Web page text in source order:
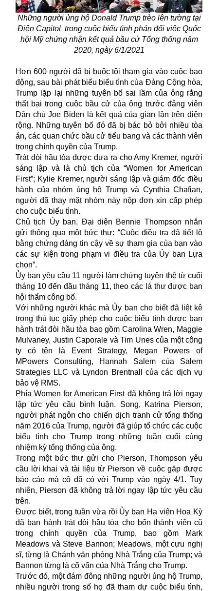
Những người ủng hộ Donald Trump trèo lên tường tại
Điện Capitol trong cuộc biểu tình phản đối việc Quốc
hội Mỹ chứng nhận kết quả bầu cử Tổng thống năm
2020, ngày 6/1/2021
Hơn 600 người đã bị buộc tội tham gia vào cuộc bạo
động, sau bài phát biểu biểu tình của Đảng Cộng hòa,
Trump lặp lại những tuyên bố sai lầm của ông rằng
thất bại trong cuộc bầu cử của ông trước đảng viên
Dân chủ Joe Biden là kết quả của gian lận trên diện
rộng. Những tuyên bố đó đã bị bác bỏ bởi nhiều tòa
án, các quan chức bầu cử tiểu bang và các thành viên
trong chính quyền của Trump.
Trát đòi hầu tòa được đưa ra cho Amy Kremer, người
sáng lập và là chủ tịch của “Women for American
First”; Kylie Kremer, người sáng lập và giám đốc điều
hành của nhóm ủng hộ Trump và Cynthia Chafian,
người đã thay mặt nhóm này nộp đơn xin cấp phép
cho cuộc biểu tình.
Chủ tịch Ủy ban, Đại diện Bennie Thompson nhắn
gửi thông qua một bức thư: “Cuộc điều tra đã tiết lộ
bằng chứng đáng tin cậy về sự tham gia của bạn vào
các sự kiện trong phạm vi điều tra của Ủy ban Lựa
chọn”.
Ủy ban yêu cầu 11 người làm chứng tuyên thệ từ cuối
tháng 10 đến đầu tháng 11, theo các lá thư được ban
hội thẩm công bố.
Với những người khác mà Ủy ban cho biết đã liệt kê
trong thủ tục giấy phép cho cuộc biểu tình được ban
hành trát đòi hầu tòa bao gồm Carolina Wren, Maggie
Mulvaney, Justin Caporale và Tim Unes của một công
ty có tên là Event Strategy, Megan Powers of
MPowers Consulting, Hannah Salem của Salem
Strategies LLC và Lyndon Brentnall của các dịch vụ
bảo vệ RMS.
Phía Women for American First đã không trả lời ngay
lập tức yêu cầu bình luận. Song, Katrina Pierson,
người phát ngôn cho chiến dịch tranh cử tổng thống
năm 2016 của Trump, người đã giúp tổ chức các cuộc
biểu tình cho Trump trong những tuần cuối cùng
nhiệm kỳ tổng thống của ông.
Trong một bức thư gửi cho Pierson, Thompson yêu
cầu lời khai và tài liệu từ Pierson về cuộc gặp được
báo cáo mà cô đã có với Trump vào ngày 4/1. Tuy
nhiên, Pierson đã không trả lời ngay lập tức yêu cầu
trên.
Được biết, trong tuần vừa rồi Ủy ban Hạ viện Hoa Kỳ
đã ban hành trát đòi hầu tòa cho bốn thành viên cũ
trong chính quyền của Trump, bao gồm Mark
Meadows và Steve Bannon; Meadows, một cựu nghị
sĩ, từng là Chánh văn phòng Nhà Trắng của Trump; và
Bannon từng là cố vấn của Nhà Trắng cho Trump.
Trước đó, một đám đông những người ủng hộ Trump,
nhiều người trong số họ đã tham dự cuộc biểu tình,